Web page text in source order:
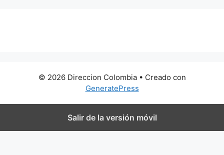
© 2026 Direccion Colombia• Creado con
GeneratePress
Salir de la versión móvil